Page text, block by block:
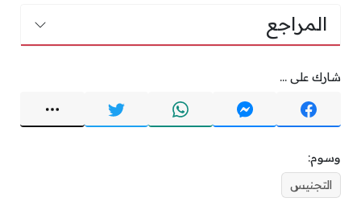
المراجع
شارك على ...
وسوم:
التجنيس